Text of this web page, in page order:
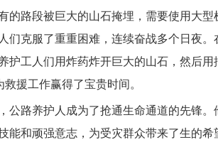
的路段被巨大的山石掩埋，需要使用大
们克服了重重困难，连续奋战多个日夜
护工人们用炸药炸开巨大的山石，然后
救援工作赢得了宝贵时间。
路养护人成为了抢通生命通道的先锋。
能和顽强意志，为受灾群众带来了生的